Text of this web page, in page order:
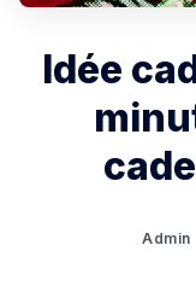
Idée
Admin